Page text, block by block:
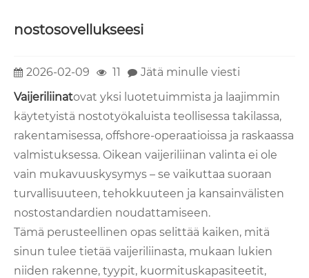
nostosovellukseesi
2026-02-09 11
Jätä minulle viesti
Vaijeriliinatovat yksi luotetuimmista ja laajimmin
käytetyistä nostotyökaluista teollisessa takilassa,
rakentamisessa, offshore-operaatioissa ja raskaassa
valmistuksessa. Oikean vaijeriliinan valinta ei ole
vain mukavuuskysymys – se vaikuttaa suoraan
turvallisuuteen, tehokkuuteen ja kansainvälisten
nostostandardien noudattamiseen.
Tämä perusteellinen opas selittää kaiken, mitä
sinun tulee tietää vaijeriliinasta, mukaan lukien
niiden rakenne, tyypit, kuormituskapasiteetit,